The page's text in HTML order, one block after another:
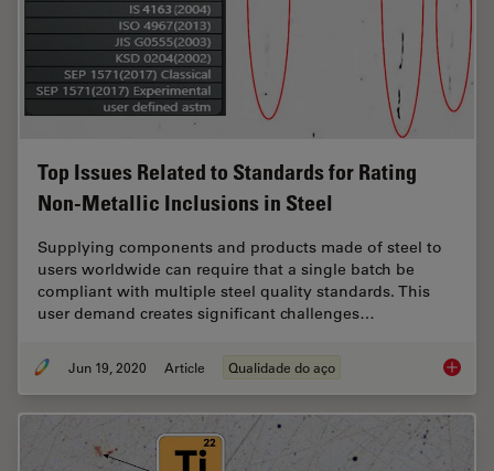
Top Issues Related to Standards for Rating
Non-Metallic Inclusions in Steel
Supplying components and products made of steel to
users worldwide can require that a single batch be
compliant with multiple steel quality standards. This
user demand creates significant challenges…
Jun 19, 2020 Article Qualidade do aço Top